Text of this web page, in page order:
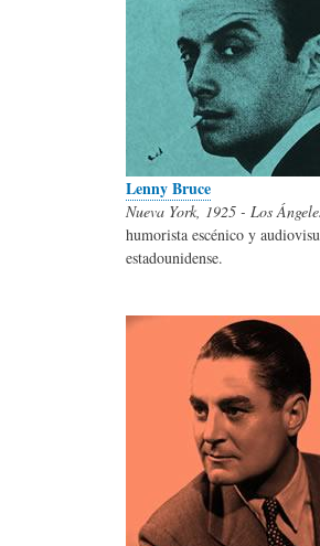
Lenny Bruce
Nueva York, 1925 - Los
humorista escénico y
estadounidense.